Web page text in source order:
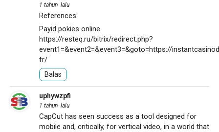
1 tahun lalu
References:
Payid pokies online
https://resteq.ru/bitrix/redirect.php?
event1=&event2=&event3=&goto=https://
fr/
Balas
uphywzpfi
1 tahun lalu
CapCut has seen success as a tool designed for
mobile and, critically, for vertical video, in a world that